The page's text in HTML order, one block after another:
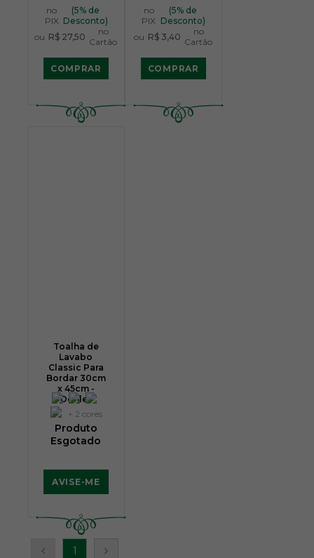
no
PIX
(5% de
Desconto)
ou R$ 27,50
no
Cartão
COMPRAR
no
PIX
(5% de
Desconto)
ou R$ 3,40
no
Cartão
COMPRAR
Toalha de
Lavabo
Classic Para
Bordar 30cm
x 45cm -
Dohler
+ 2 cores
Produto
Esgotado
AVISE-ME
1